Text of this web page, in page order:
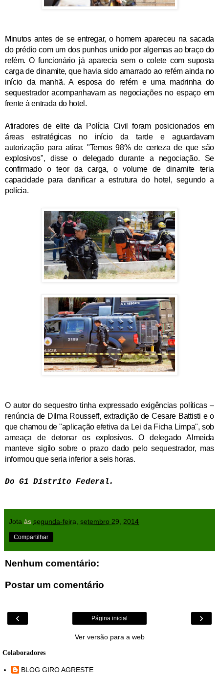
Minutos antes de se entregar, o homem apareceu na sacada
do prédio com um dos punhos unido por algemas ao braço do
refém. O funcionário já aparecia sem o colete com suposta
carga de dinamite, que havia sido amarrado ao refém ainda no
início da manhã. A esposa do refém e uma madrinha do
sequestrador acompanhavam as negociações no espaço em
frente à entrada do hotel.
Atiradores de elite da Polícia Civil foram posicionados em
áreas estratégicas no início da tarde e aguardavam
autorização para atirar. "Temos 98% de certeza de que são
explosivos", disse o delegado durante a negociação. Se
confirmado o teor da carga, o volume de dinamite teria
capacidade para danificar a estrutura do hotel, segundo a
polícia.
O autor do sequestro tinha expressado exigências políticas –
renúncia de Dilma Rousseff, extradição de Cesare Battisti e o
que chamou de "aplicação efetiva da Lei da Ficha Limpa", sob
ameaça de detonar os explosivos. O delegado Almeida
manteve sigilo sobre o prazo dado pelo sequestrador, mas
informou que seria inferior a seis horas.
Do G1 Distrito Federal.
Jota às segunda-feira, setembro 29, 2014
Compartilhar
Nenhum comentário:
Postar um comentário
‹ ›
Página inicial
Ver versão para a web
Colaboradores
BLOG GIRO AGRESTE